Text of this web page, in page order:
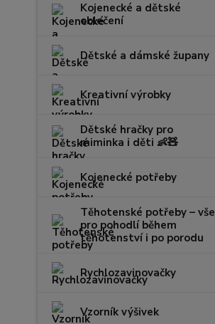
Kojenecké a dětské
oblečení
Dětské a dámské župany
Kreativní výrobky
Dětské hračky pro
miminka i děti 👶🧸
Kojenecké potřeby
Těhotenské potřeby – vše
pro pohodlí během
těhotenství i po porodu
Rychlozavinovačky
Vzorník výšivek